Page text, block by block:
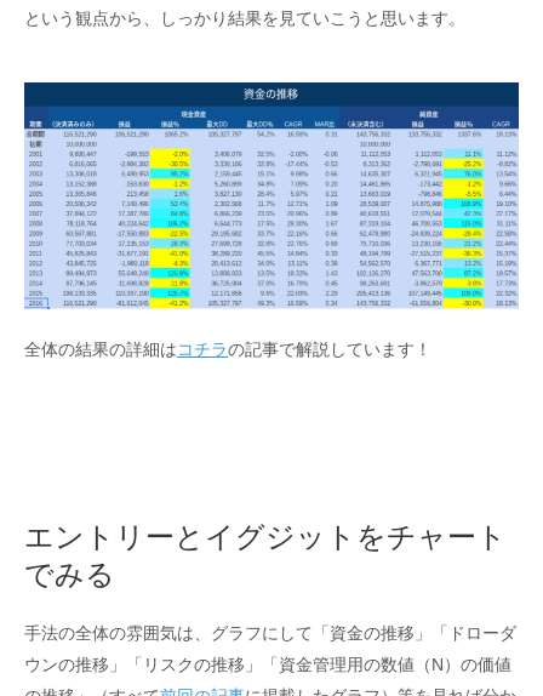
という観点から、しっかり結果を見ていこうと思います。
全体の結果の詳細はコチラの記事で解説しています！
エントリーとイグジットをチャート
でみる
手法の全体の雰囲気は、グラフにして「資金の推移」「ドローダ
ウンの推移」「リスクの推移」「資金管理用の数値（N）の価値